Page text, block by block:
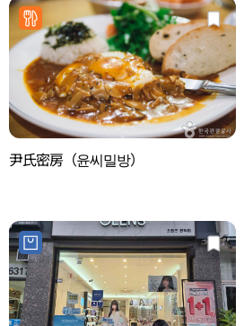
尹氏密房（윤씨밀방）